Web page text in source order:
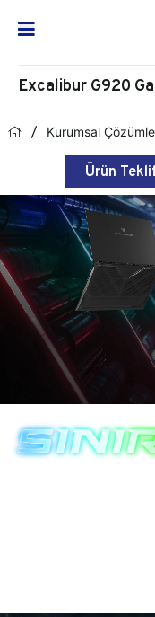
Excalibur G920
Kurumsal
Ürün